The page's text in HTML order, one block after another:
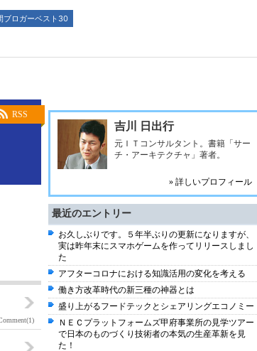
ブロガーベスト30
RSS
吉川 日出行
元ＩＴコンサルタント。書籍「サー
チ・アーキテクチャ」著者。
» 詳しいプロフィール
最近のエントリー
お久しぶりです。５年半ぶりの更新になりますが、
実は昨年末にスマホゲームを作ってリリースしまし
た
アフターコロナにおける知識活用の変化を考える
働き方改革時代の新三種の神器とは
盛り上がるフードテックとシェアリングエコノミー
ＮＥＣプラットフォームズ甲府事業所の見学ツアー
で日本のものづくり技術者の本気の生産革新を見
た！